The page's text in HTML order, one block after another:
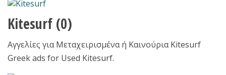
Kitesurf (0)
Αγγελίες για Μεταχειρισμένα ή Καινούρια Kitesurf
Greek ads for Used Kitesurf.